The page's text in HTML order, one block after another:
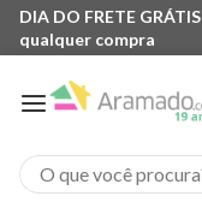
DIA DO FRETE
qualquer compra
O que você procura?